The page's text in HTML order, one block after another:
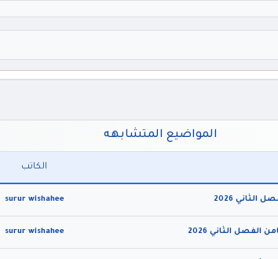
المواضيع المتشابهه
الكاتب
surur wishahee
surur wishahee